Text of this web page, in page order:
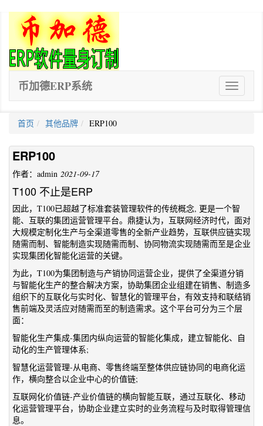
ERP
软
币加德ERP系统
首页 其他品牌 ERP100
ERP100
作者：admin 2021-09-17
T100 不止是ERP
因此，T100已超越了标准套装管理软件的传统概念, 更是一个智
能、互联的集团运营管理平台。鼎捷认为，互联网经济时代，面对
大规模定制化生产与全渠道零售的全新产业趋势，互联供应链实现
随需而制、智能制造实现随需而制、协同物流实现随需而至是企业
实现集团化智能化运营的关键。
为此，T100为集团制造与产销协同运营企业，提供了全渠道分销
与智能化生产的整合解决方案，协助集团企业组建在销售、制造多
组织下的互联化与实时化、智慧化的管理平台，有效支持和联结销
售前端及灵活应对随需而至的制造需求。这个平台可分为三个层
面：
智能化生产集成-集团内纵向运营的智能化集成，建立智能化、自
动化的生产管理体系;
智慧化运营管理-从电商、零售终端至整体供应链协同的电商化运
作，横向整合以企业中心的价值链;
互联网化价值链-产业价值链的横向智能互联，通过互联化、移动
化运营管理平台，协助企业建立实时的业务流程与及时取得管理信
息。